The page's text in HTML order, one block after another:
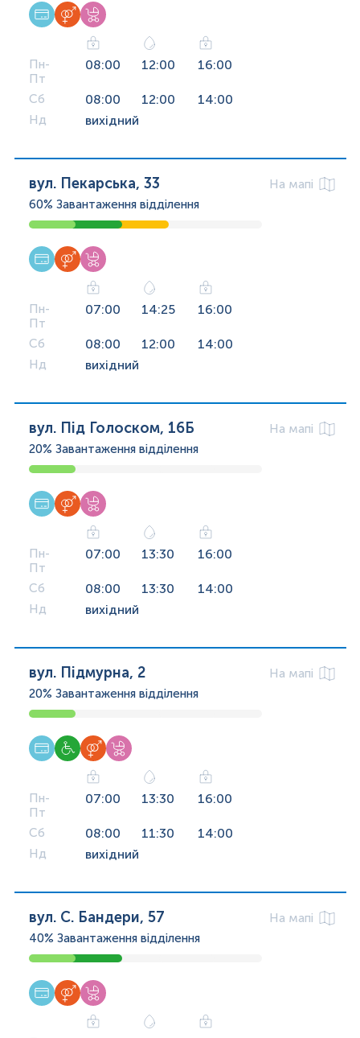
Пн-
Пт
08:00 12:00 16:00
Сб 08:00 12:00 14:00
Нд вихідний
вул. Пекарська, 33
На мапі
60% Завантаження відділення
Пн-
Пт
07:00 14:25 16:00
Сб 08:00 12:00 14:00
Нд вихідний
вул. Під Голоском, 16Б
На мапі
20% Завантаження відділення
Пн-
Пт
07:00 13:30 16:00
Сб 08:00 13:30 14:00
Нд вихідний
вул. Підмурна, 2
На мапі
20% Завантаження відділення
Пн-
Пт
07:00 13:30 16:00
Сб 08:00 11:30 14:00
Нд вихідний
вул. С. Бандери, 57
На мапі
40% Завантаження відділення